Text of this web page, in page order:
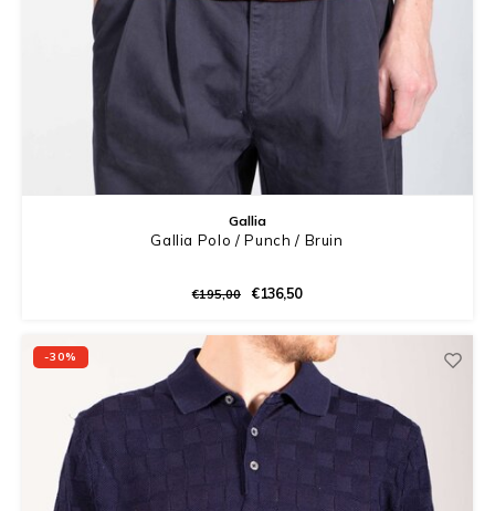
Gallia
Gallia Polo / Punch / Bruin
€195,00 €136,50
-30%